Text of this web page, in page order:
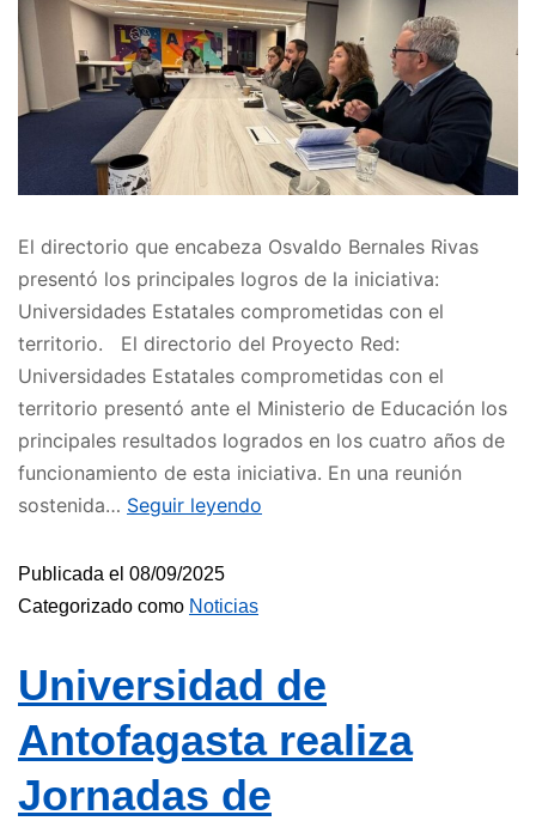
El directorio que encabeza Osvaldo Bernales Rivas
presentó los principales logros de la iniciativa:
Universidades Estatales comprometidas con el
territorio. El directorio del Proyecto Red:
Universidades Estatales comprometidas con el
territorio presentó ante el Ministerio de Educación los
principales resultados logrados en los cuatro años de
funcionamiento de esta iniciativa. En una reunión
sostenida… Seguir leyendo
Publicada el 08/09/2025
Categorizado como Noticias
Universidad de
Antofagasta realiza
Jornadas de